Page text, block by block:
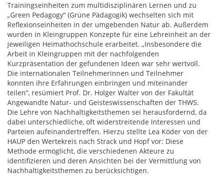
Trainingseinheiten zum multidisziplinären Lernen und zu
„Green Pedagogy“ (Grüne Pädagogik) wechselten sich mit
Reflexionseinheiten in der umgebenden Natur ab. Außerdem
wurden in Kleingruppen Konzepte für eine Lehreinheit an der
jeweiligen Heimathochschule erarbeitet. „Insbesondere die
Arbeit in Kleingruppen mit der nachfolgenden
Kurzpräsentation der gefundenen Ideen war sehr wertvoll.
Die internationalen Teilnehmerinnen und Teilnehmer
konnten ihre Erfahrungen einbringen und miteinander
teilen“, resümiert Prof. Dr. Holger Walter von der Fakultät
Angewandte Natur- und Geisteswissenschaften der THWS.
Die Lehre von Nachhaltigkeitsthemen sei herausfordernd, da
dabei unterschiedliche, oft widerstreitende Interessen und
Parteien aufeinandertreffen. Hierzu stellte Lea Köder von der
HAUP den Wertekreis nach Strack und Hopf vor: Diese
Methode ermöglicht, die verschiedenen Akteure zu
identifizieren und deren Ansichten bei der Vermittlung von
Nachhaltigkeitsthemen zu berücksichtigen.